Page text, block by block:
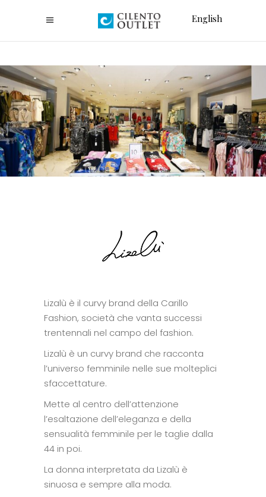
English
Lizalù è il curvy brand della Carillo
Fashion, società che vanta successi
trentennali nel campo del fashion.
Lizalù è un curvy brand che racconta
l’universo femminile nelle sue molteplici
sfaccettature.
Mette al centro dell’attenzione
l’esaltazione dell’eleganza e della
sensualità femminile per le taglie dalla
44 in poi.
La donna interpretata da Lizalù è
sinuosa e sempre alla moda.